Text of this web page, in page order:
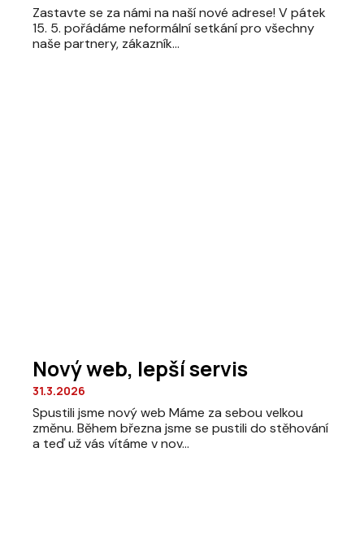
Zastavte se za námi na naší nové adrese! V pátek
15. 5. pořádáme neformální setkání pro všechny
naše partnery, zákazník...
Nový web, lepší servis
31.3.2026
Spustili jsme nový web Máme za sebou velkou
změnu. Během března jsme se pustili do stěhování
a teď už vás vítáme v nov...